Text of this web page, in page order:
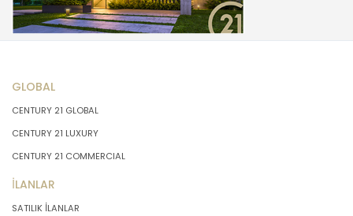
GLOBAL
CENTURY 21 GLOBAL
CENTURY 21 LUXURY
CENTURY 21 COMMERCIAL
İLANLAR
SATILIK İLANLAR